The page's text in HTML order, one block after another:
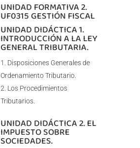
UNIDAD FORMATIVA 2.
UF0315 GESTIÓN FISCAL
UNIDAD DIDÁCTICA 1.
INTRODUCCIÓN A LA LEY
GENERAL TRIBUTARIA.
Disposiciones Generales de
Ordenamiento Tributario.
Los Procedimientos
Tributarios.
UNIDAD DIDÁCTICA 2. EL
IMPUESTO SOBRE
SOCIEDADES.